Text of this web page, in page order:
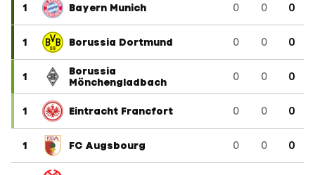
1 Bayern Munich 0 0 0
1 Borussia Dortmund 0 0 0
1
Borussia
Mönchengladbach
0 0 0
1 Eintracht Francfort 0 0 0
1 FC Augsbourg 0 0 0